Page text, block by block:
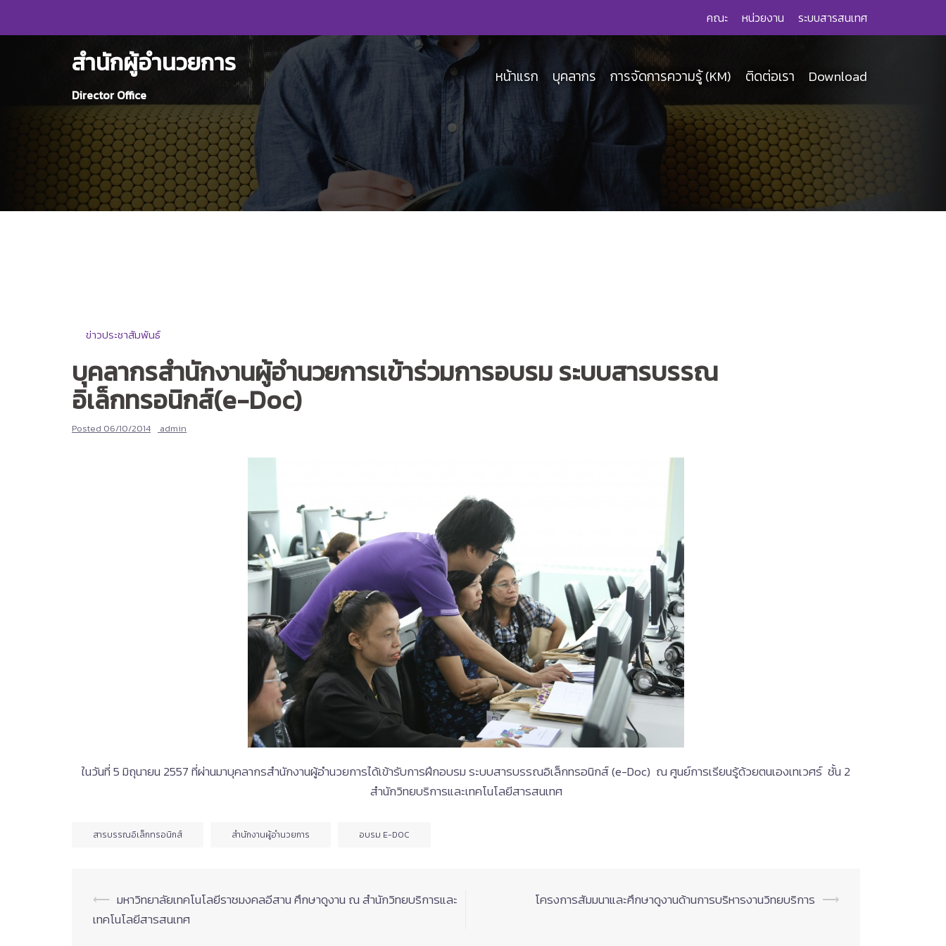
คณะ หน่วยงาน ระบบสารสนเทศ
สำนักผู้อำนวยการ
Director Office
หน้าแรก บุคลากร การจัดการความรู้ (KM) ติดต่อเรา Download
ข่าวประชาสัมพันธ์
บุคลากรสำนักงานผู้อำนวยการเข้าร่วมการอบรม ระบบสารบรรณ
อิเล็กทรอนิกส์(e-Doc)
Posted 06/10/2014 admin
ในวันที่ 5 มิถุนายน 2557 ที่ผ่านมาบุคลากรสำนักงานผู้อำนวยการได้เข้ารับการฝึกอบรม ระบบสารบรรณอิเล็กทรอนิกส์ (e-Doc) ณ ศูนย์การเรียนรู้ด้วยตนเองเทเวศร์ ชั้น 2
สำนักวิทยบริการและเทคโนโลยีสารสนเทศ
สารบรรณอิเล็กทรอนิกส์ สำนักงานผู้อำนวยการ อบรม E-DOC
Post
⟵ มหาวิทยาลัยเทคโนโลยีราชมงคลอีสาน ศึกษาดูงาน ณ สำนักวิทยบริการและ
เทคโนโลยีสารสนเทศ
โครงการสัมมนาและศึกษาดูงานด้านการบริหารงานวิทยบริการ ⟶